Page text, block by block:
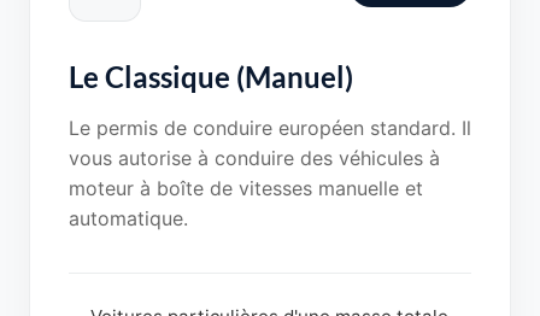
Le Classique (Manuel)
Le permis de conduire européen standard. Il
vous autorise à conduire des véhicules à
moteur à boîte de vitesses manuelle et
automatique.